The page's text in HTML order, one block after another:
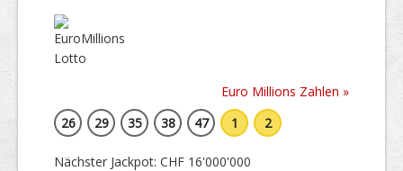
Euro Millions Zahlen »
26
29 35 38 47 1 2
Nächster Jackpot: CHF 16'000'000